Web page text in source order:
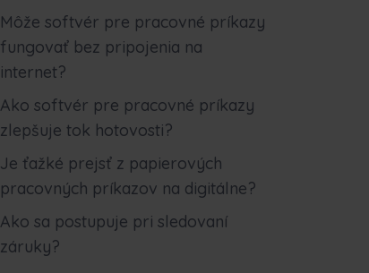
Môže softvér pre pracovné príkazy
fungovať bez pripojenia na
internet?
Ako softvér pre pracovné príkazy
zlepšuje tok hotovosti?
Je ťažké prejsť z papierových
pracovných príkazov na digitálne?
Ako sa postupuje pri sledovaní
záruky?